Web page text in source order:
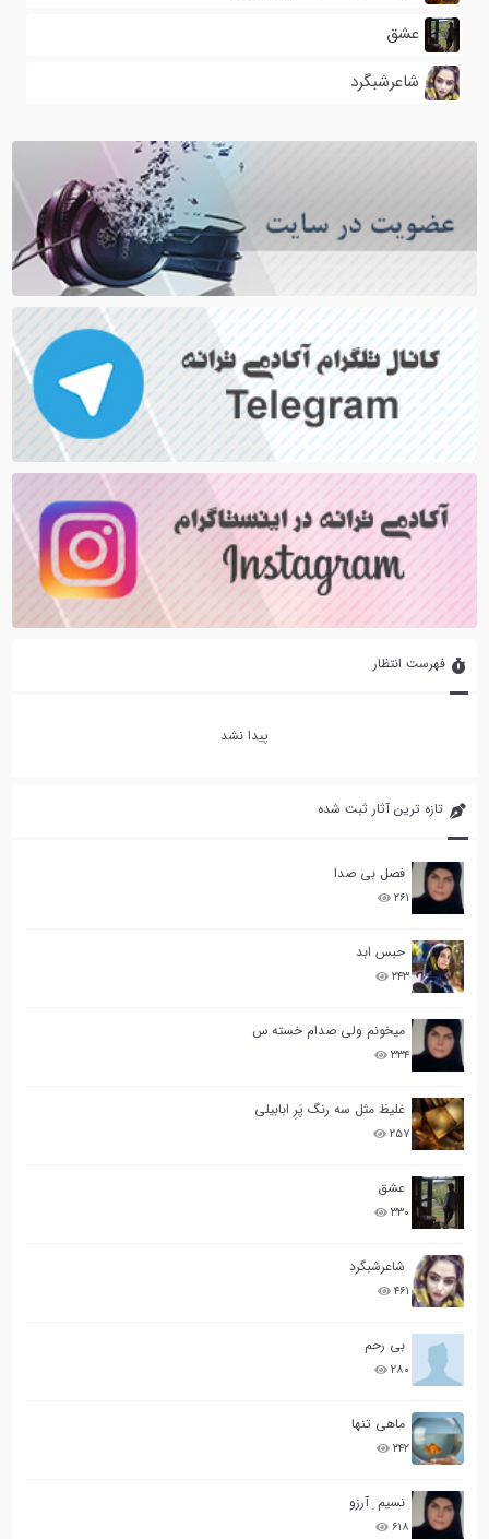
تازه ترین آثار ثبت شده
فصل بی صدا
۲۶۱
حبس ابد
۲۴۳
میخونم ولی صدام خسته س
۳۳۴
غلیظ مثل سه رنگ پَرِ ابابیلی
۲۵۷
عشق
۳۳۰
شاعرشبگرد
۴۶۱
بی رحم
۲۸۰
ماهی تنها
۲۴۲
نسیم ِ آرزو
۶۱۸
عشق
شاعرشبگرد
فهرست انتظار
پیدا نشد